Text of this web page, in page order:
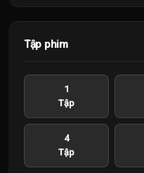
Tập phim
1
Tập
4
Tập